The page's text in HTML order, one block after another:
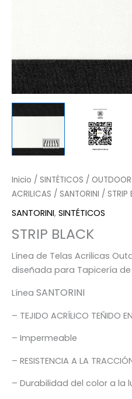
Inicio / SINTÉTICOS / OUTDOOR
ACRILICAS / SANTORINI / STRIP
SANTORINI, SINTÉTICOS
STRIP BLACK
Línea de Telas Acrilicas
diseñada para Tapicería de
Línea SANTORINI
– TEJIDO ACRÍLICO TEÑIDO
– Impermeable
– RESISTENCIA A LA
– Durabilidad del color a la